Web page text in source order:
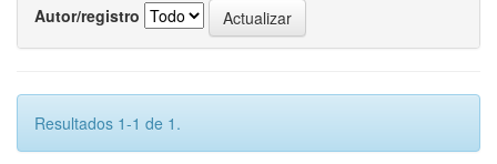
Autor/registro
Resultados 1-1 de 1.